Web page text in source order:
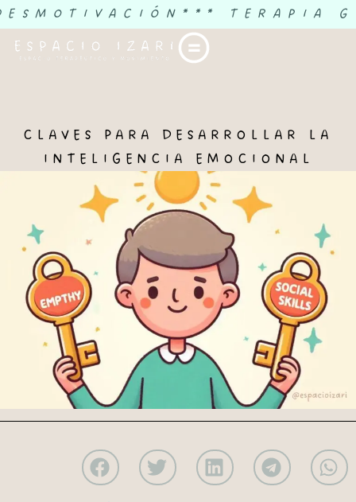
*** TERAPIA
CLAVES PARA DESARROLLAR LA
INTELIGENCIA EMOCIONAL